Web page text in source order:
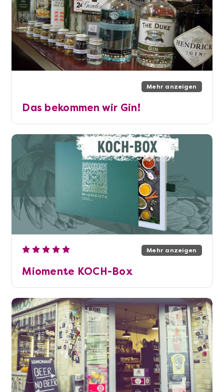
Mehr anzeigen
Das bekommen wir Gin!
Mehr anzeigen
Miomente KOCH-Box